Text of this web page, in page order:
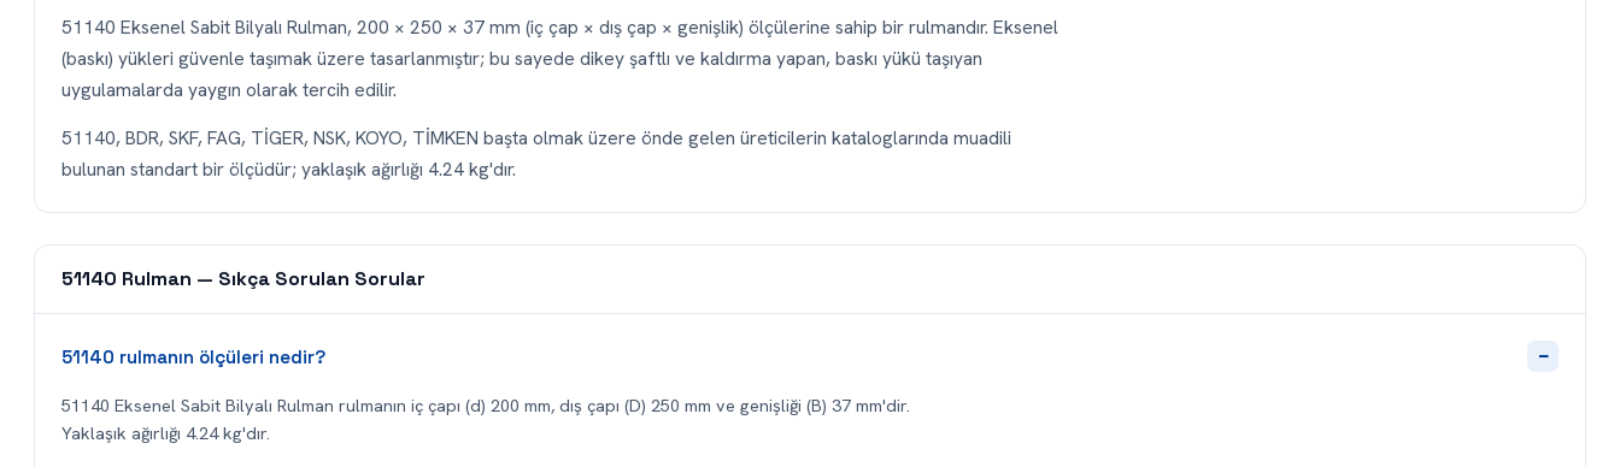
51140 Eksenel Sabit Bilyalı Rulman, 200 × 250 × 37 mm (iç çap × dış çap × genişlik) ölçülerine sahip bir rulmandır. Eksenel
(baskı) yükleri güvenle taşımak üzere tasarlanmıştır; bu sayede dikey şaftlı ve kaldırma yapan, baskı yükü taşıyan
uygulamalarda yaygın olarak tercih edilir.
51140, BDR, SKF, FAG, TİGER, NSK, KOYO, TİMKEN başta olmak üzere önde gelen üreticilerin kataloglarında muadili
bulunan standart bir ölçüdür; yaklaşık ağırlığı 4.24 kg'dır.
51140 Rulman — Sıkça Sorulan Sorular
51140 rulmanın ölçüleri nedir? −
51140 Eksenel Sabit Bilyalı Rulman rulmanın iç çapı (d) 200 mm, dış çapı (D) 250 mm ve genişliği (B) 37 mm'dir.
Yaklaşık ağırlığı 4.24 kg'dır.